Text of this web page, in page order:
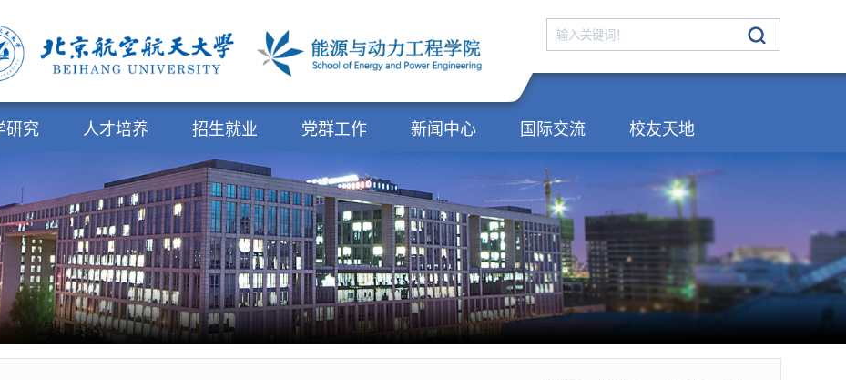
研究 人才培养 招生就业 党群工作 新闻中心 国际交流 校友天地